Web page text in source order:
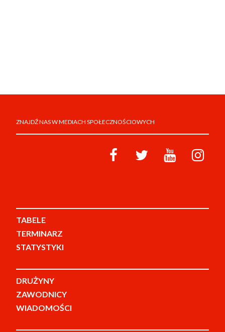
ZNAJDŹ NAS W MEDIACH SPOŁECZNOŚCIOWYCH
TABELE
TERMINARZ
STATYSTYKI
DRUŻYNY
ZAWODNICY
WIADOMOŚCI